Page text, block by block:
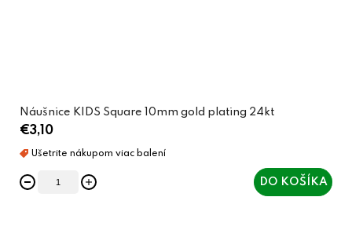
Náušnice KIDS Square 10mm gold plating 24kt
€3,10
DO KOŠÍKA